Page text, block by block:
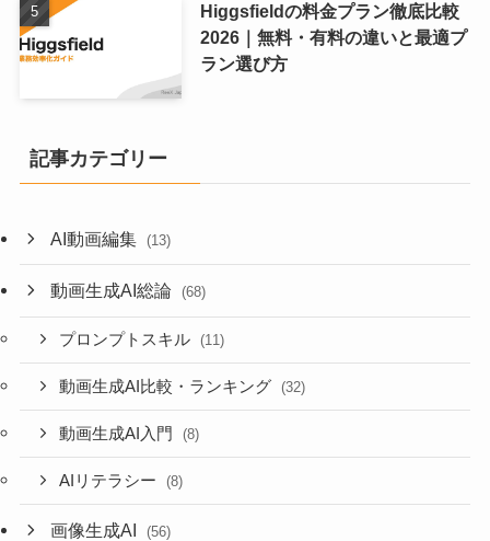
Higgsfieldの料金プラン徹底比較
2026｜無料・有料の違いと最適プ
ラン選び方
記事カテゴリー
AI動画編集 (13)
動画生成AI総論 (68)
プロンプトスキル (11)
動画生成AI比較・ランキング (32)
動画生成AI入門 (8)
AIリテラシー (8)
画像生成AI (56)